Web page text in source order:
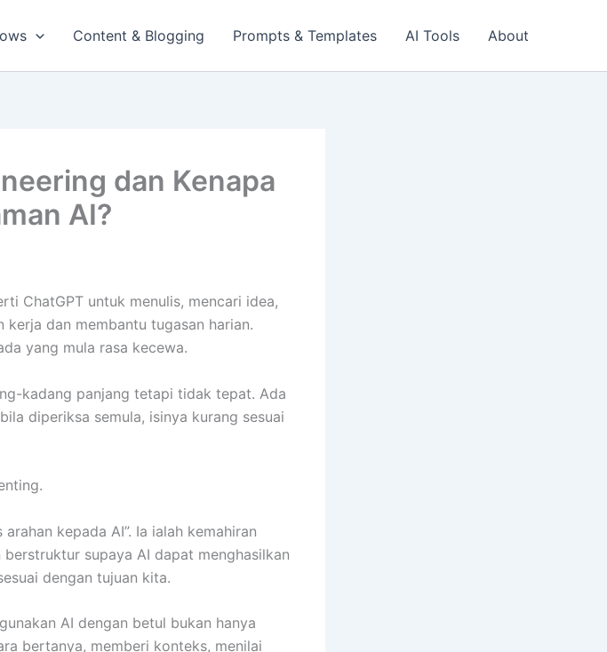
Content & Blogging Prompts & Templates AI Tools About
dan Kenapa
AI?
ChatGPT untuk menulis, mencari idea,
kerja dan membantu tugasan harian.
yang mula rasa kecewa.
kadang panjang tetapi tidak tepat. Ada
diperiksa semula, isinya kurang sesuai
kepada AI”. Ia ialah kemahiran
supaya AI dapat menghasilkan
dengan tujuan kita.
AI dengan betul bukan hanya
bertanya, memberi konteks, menilai